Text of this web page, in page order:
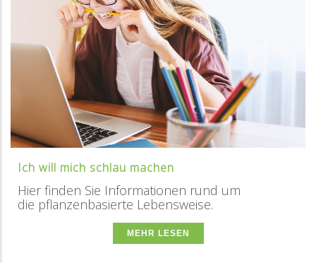
Ich will mich schlau machen
Hier finden Sie Informationen rund um
die pflanzenbasierte Lebensweise.
MEHR LESEN